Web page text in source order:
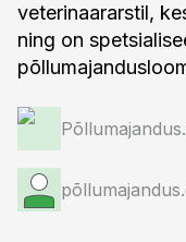
veterinaararstil,
ning on